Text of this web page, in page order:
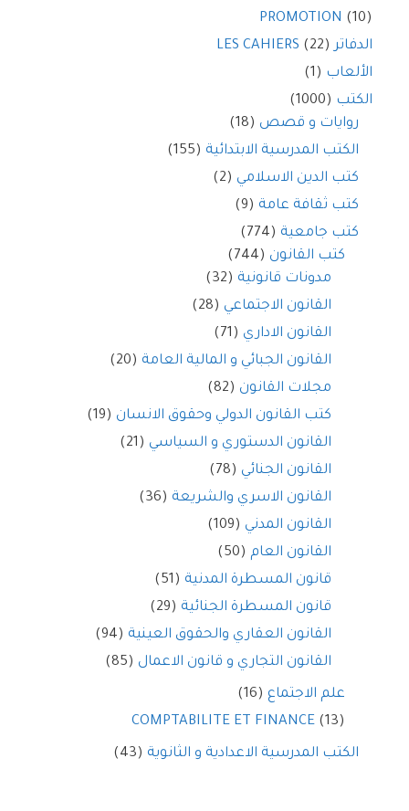
PROMOTION (10)
الدفاتر LES CAHIERS (22)
الألعاب (1)
الكتب (1000)
روايات و قصص (18)
الكتب المدرسية الابتدائية (155)
كتب الدين الاسلامي (2)
كتب ثقافة عامة (9)
كتب جامعية (774)
كتب القانون (744)
مدونات قانونية (32)
القانون الاجتماعي (28)
القانون الاداري (71)
القانون الجبائي و المالية العامة (20)
مجلات القانون (82)
كتب القانون الدولي وحقوق الانسان (19)
القانون الدستوري و السياسي (21)
القانون الجنائي (78)
القانون الاسري والشريعة (36)
القانون المدني (109)
القانون العام (50)
قانون المسطرة المدنية (51)
قانون المسطرة الجنائية (29)
القانون العقاري والحقوق العينية (94)
القانون التجاري و قانون الاعمال (85)
علم الاجتماع (16)
COMPTABILITE ET FINANCE (13)
الكتب المدرسية الاعدادية و الثانوية (43)